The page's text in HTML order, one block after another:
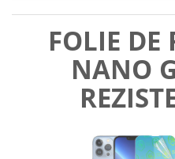
FOLIE DE
NANO